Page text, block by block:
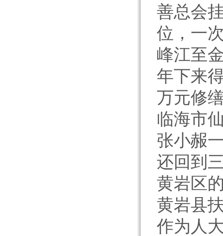
善总会
位，一
峰江至
年下来
万元修
临海市
张小赧
还回到
黄岩区
黄岩县
作为人